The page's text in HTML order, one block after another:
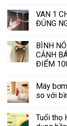
VAN 1
ĐÚNG
BÌNH
CẢNH
ĐIỂM
Máy
so với
Tuổi thọ